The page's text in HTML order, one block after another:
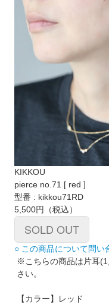
KIKKOU
pierce no.71 [ red ]
型番 : kikkou71RD
5,500円 （税込）
SOLD OUT
○ この商品について問い
※こちらの商品は片耳
さい。
【カラー】レッド